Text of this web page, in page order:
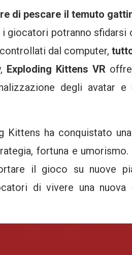
di pescare il temuto
i giocatori potranno sfidarsi
dal computer,
Exploding Kittens VRoffre
degli avatar e
Kittens ha conquistato
fortuna e umorismo.
il gioco su nuove
di vivere una nuova